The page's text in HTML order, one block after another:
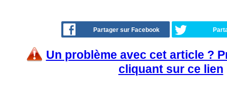
Partager sur Facebook
Un problème avec cet article ?
cliquant sur ce lien